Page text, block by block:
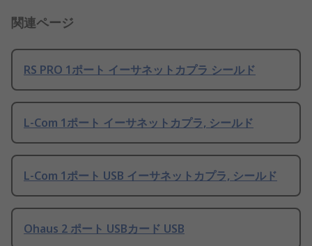
関連ページ
RS PRO 1ポート イーサネットカプラ シールド
L-Com 1ポート イーサネットカプラ, シールド
L-Com 1ポート USB イーサネットカプラ, シールド
Ohaus 2 ポート USBカード USB